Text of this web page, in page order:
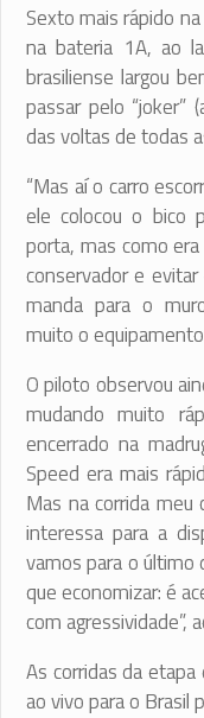
Sexto mais rápido
na bateria 1A, ao
brasiliense largou
passar pelo “joker”
das voltas de todas
“Mas aí o carro
ele colocou o bico
porta, mas como
conservador e
manda para o
muito o
O piloto observou
mudando muito
encerrado na
Speed era mais
Mas na corrida
interessa para a
vamos para o último
que economizar: é
com agressividade”,
As corridas da
ao vivo para o Brasil